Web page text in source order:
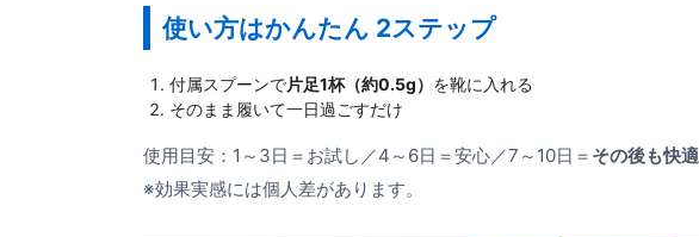
使い方はかんたん 2ステップ
付属スプーンで片足1杯（約0.5g） を靴に入れる
そのまま履いて一日過ごすだけ
使用目安：1～3日＝お試し／4～6日＝安心／7～10日＝ その後も快
※効果実感には個人差があります。